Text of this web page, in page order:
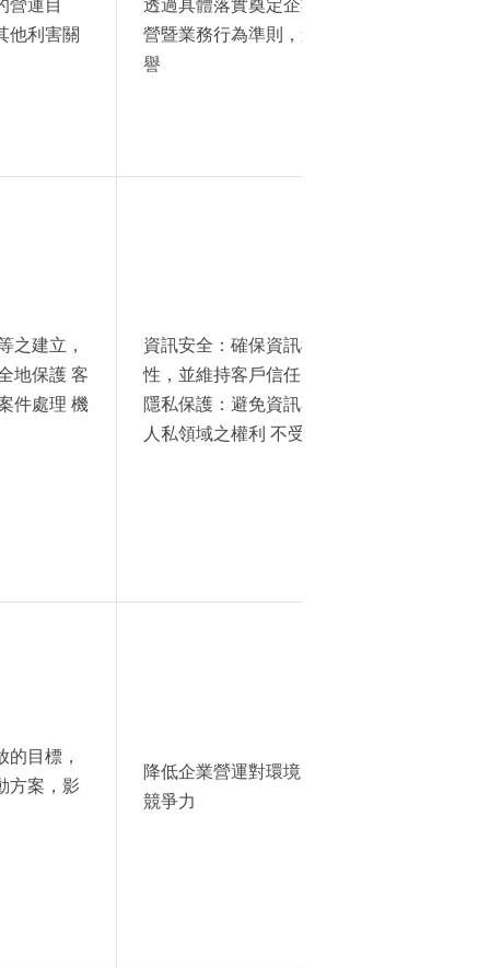
營運目
他利害關
透過具體落實奠定企業管理運作之基礎，亦
營暨業務行為準則，進而強化信任、正直與
譽
之建立，
地保護 客
件處理 機
資訊安全：確保資訊機密 性、完整性、可用
性，並維持客戶信任
隱私保護：避免資訊不當 外洩，保障資訊、
人私領域之權利 不受 侵害
目標，
方案，影
降低企業營運對環境的 影響，促進宏碁低碳
競爭力